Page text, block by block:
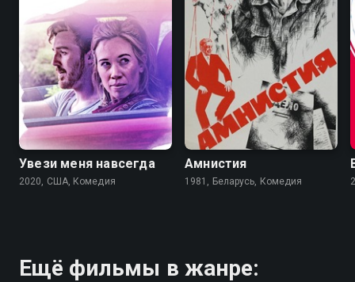
Увези меня навсегда
2020, США, Комедия
6.6
Амнистия
1981, Беларусь, Комедия
Ещё фильмы в жанре: